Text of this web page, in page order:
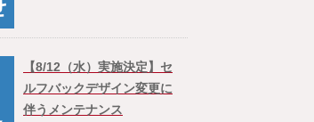
【8/12（水）実施決定】セ
ルフバックデザイン変更に
伴うメンテナンス